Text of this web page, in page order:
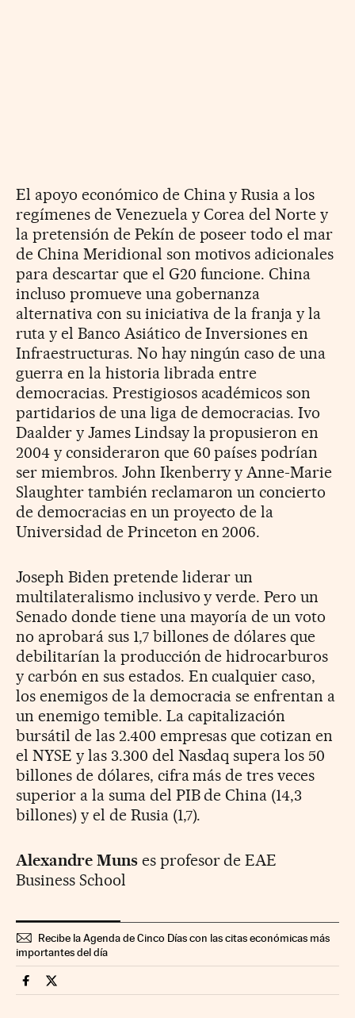
El apoyo económico de China y Rusia a los
regímenes de Venezuela y Corea del Norte y
la pretensión de Pekín de poseer todo el mar
de China Meridional son motivos adicionales
para descartar que el G20 funcione. China
incluso promueve una gobernanza
alternativa con su iniciativa de la franja y la
ruta y el Banco Asiático de Inversiones en
Infraestructuras. No hay ningún caso de una
guerra en la historia librada entre
democracias. Prestigiosos académicos son
partidarios de una liga de democracias. Ivo
Daalder y James Lindsay la propusieron en
2004 y consideraron que 60 países podrían
ser miembros. John Ikenberry y Anne-Marie
Slaughter también reclamaron un concierto
de democracias en un proyecto de la
Universidad de Princeton en 2006.
Joseph Biden pretende liderar un
multilateralismo inclusivo y verde. Pero un
Senado donde tiene una mayoría de un voto
no aprobará sus 1,7 billones de dólares que
debilitarían la producción de hidrocarburos
y carbón en sus estados. En cualquier caso,
los enemigos de la democracia se enfrentan a
un enemigo temible. La capitalización
bursátil de las 2.400 empresas que cotizan en
el NYSE y las 3.300 del Nasdaq supera los 50
billones de dólares, cifra más de tres veces
superior a la suma del PIB de China (14,3
billones) y el de Rusia (1,7).
Alexandre Munses profesor de EAE
Business School
Recibe la Agenda de Cinco Días con las citas económicas más
importantes del día
Opinion Cinco Días en Facebook
Opinion Cinco Días en Twitter